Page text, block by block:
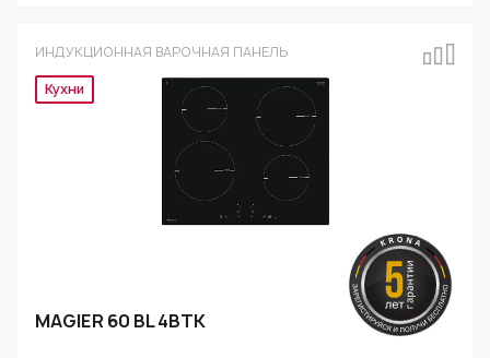
ИНДУКЦИОННАЯ ВАРОЧНАЯ ПАНЕЛЬ
Кухни
MAGIER 60 BL 4BTK